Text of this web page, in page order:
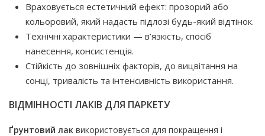
Враховується естетичний ефект: прозорий або
кольоровий, який надасть підлозі будь-який відтінок.
Технічні характеристики — в’язкість, спосіб
нанесення, консистенція.
Стійкість до зовнішніх факторів, до вицвітання на
сонці, тривалість та інтенсивність використання.
ВІДМІННОСТІ ЛАКІВ ДЛЯ ПАРКЕТУ
Ґрунтовий лак використовується для покращення і